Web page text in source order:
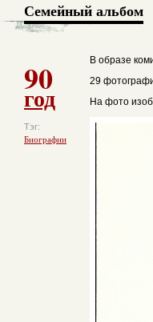
Семейный альбом
90
год
Тэг:
Биографии
В образе
29
На фото